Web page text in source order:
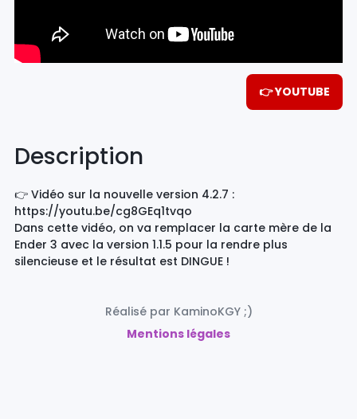
👉 YOUTUBE
Description
👉 Vidéo sur la nouvelle version 4.2.7 :
https://youtu.be/cg8GEq1tvqo
Dans cette vidéo, on va remplacer la carte mère de la
Ender 3 avec la version 1.1.5 pour la rendre plus
silencieuse et le résultat est DINGUE !
Réalisé par KaminoKGY ;)
Mentions légales